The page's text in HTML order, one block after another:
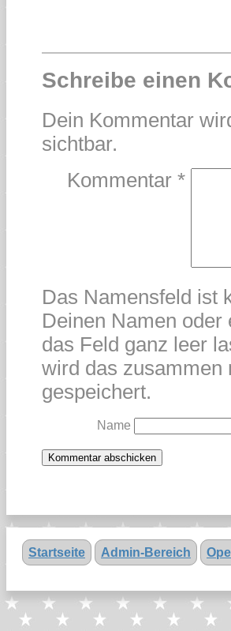
Schreibe einen
Dein Kommentar
sichtbar.
Kommentar *
Das Namensfeld ist
Deinen Namen
das Feld ganz leer
wird das zusammen
gespeichert.
Name
Startseite Admin-Bereich